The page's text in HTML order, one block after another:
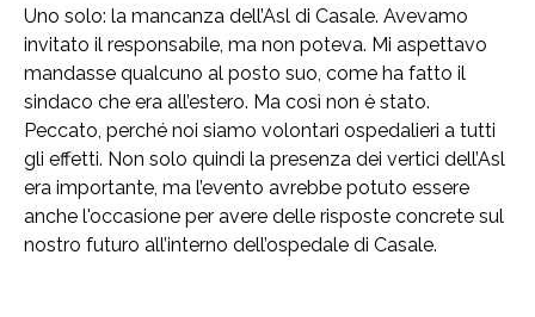
Uno solo: la mancanza dell’Asl di Casale. Avevamo
invitato il responsabile, ma non poteva. Mi aspettavo
mandasse qualcuno al posto suo, come ha fatto il
sindaco che era all’estero. Ma così non è stato.
Peccato, perché noi siamo volontari ospedalieri a tutti
gli effetti. Non solo quindi la presenza dei vertici dell’Asl
era importante, ma l’evento avrebbe potuto essere
anche l'occasione per avere delle risposte concrete sul
nostro futuro all’interno dell’ospedale di Casale.